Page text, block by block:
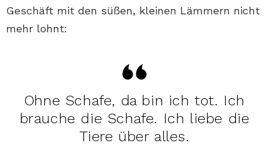
Geschäft mit den süßen, kleinen Lämmern nicht
mehr lohnt:
Ohne Schafe, da bin ich tot. Ich
brauche die Schafe. Ich liebe die
Tiere über alles.